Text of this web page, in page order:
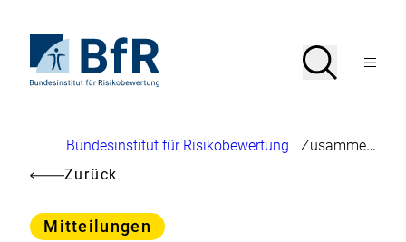
Seiteninhalt
springenStartseite
von
Suche
SucheMenü
Brotkrumennavigation
Bundesinstitut für Risikobewertung
Zusammenhang zwischen „Kreidezähnen“ bei Kindern (Molar-Incisor-Hypomineralisation, MIH) und der Aufnahme von Bisphenol A ist nach derzeitigem Stand des Wissens unwahrscheinlich
Zurück
Kategorie
Mitteilungen